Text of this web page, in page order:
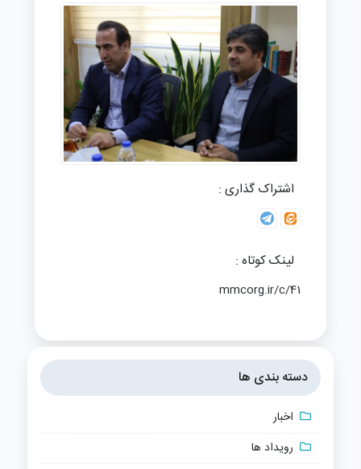
اشتراک گذاری :
لینک کوتاه :
mmcorg.ir/c/41
دسته بندی ها
اخبار
رویداد ها